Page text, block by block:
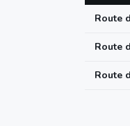
Route
Route
Route